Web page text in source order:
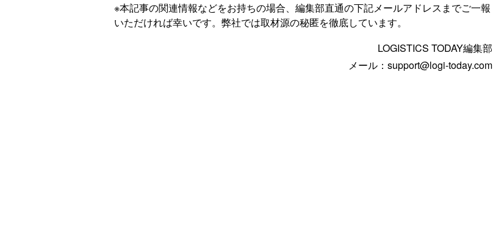
※本記事の関連情報などをお持ちの場合、編集部直通の下記メールアドレスまでご一報
いただければ幸いです。弊社では取材源の秘匿を徹底しています。
LOGISTICS TODAY編集部
メール：support@logi-today.com